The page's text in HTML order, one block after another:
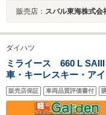
販売店： スバル東海株式会
ダイハツ
ミライース 660 L
車・キーレスキー・ア
ーター
販売店保証 車両品質評価書付